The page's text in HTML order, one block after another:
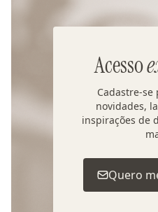
Acesso
Cadastre-se
novidades,
inspirações de
Quero